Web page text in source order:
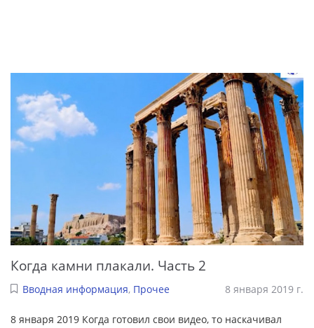
Когда камни плакали. Часть 2
Вводная информация, Прочее 8 января 2019 г.
8 января 2019 Когда готовил свои видео, то наскачивал